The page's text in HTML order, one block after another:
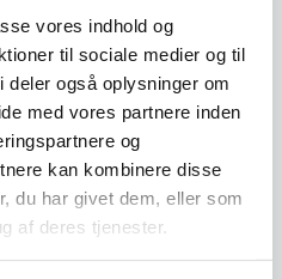
vores indhold og
til sociale medier og til
også oplysninger om
med vores partnere inden
og
kan kombinere disse
du har givet dem, eller som
af deres tjenester.
denne type af
600+ spejle pr. gang fra
sikre en lav indkøbspris
til
rigtig meget spejl for
er leverandør til